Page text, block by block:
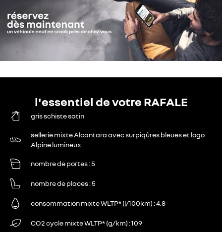
l'essentiel de votre RAFALE
gris schiste satin
sellerie mixte Alcantara avec surpiqûres bleues et logo
Alpine lumineux
nombre de portes 5
nombre de places 5
consommation mixte WLTP* (l/100km) 4.8
CO2 cycle mixte WLTP* (g/km) 109